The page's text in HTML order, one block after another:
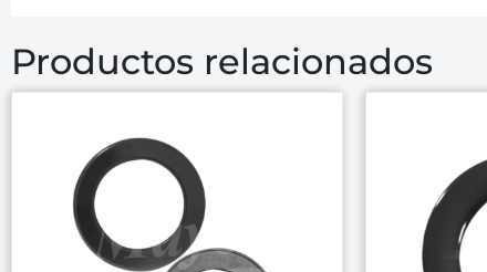
Productos relacionados